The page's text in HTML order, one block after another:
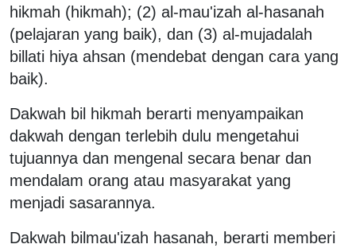
hikmah (hikmah); (2) al-mau'izah al-hasanah
(pelajaran yang baik), dan (3) al-mujadalah
billati hiya ahsan (mendebat dengan cara yang
baik).
Dakwah bil hikmah berarti menyampaikan
dakwah dengan terlebih dulu mengetahui
tujuannya dan mengenal secara benar dan
mendalam orang atau masyarakat yang
menjadi sasarannya.
Dakwah bilmau'izah hasanah, berarti memberi